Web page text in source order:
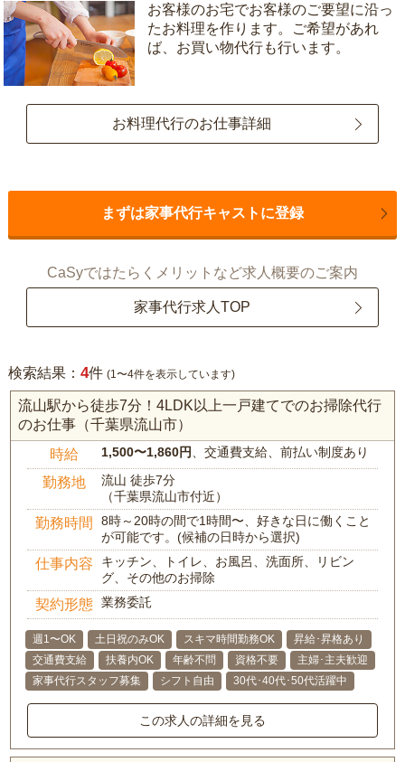
お客様のお宅でお客様のご要望に沿っ
たお料理を作ります。ご希望があれ
ば、お買い物代行も行います。
お料理代行のお仕事詳細
まずは家事代行キャストに登録
CaSyではたらくメリットなど求人概要のご案内
家事代行求人TOP
検索結果： 4件 (1〜4件を表示しています)
流山駅から徒歩7分！4LDK以上一戸建てでのお掃除代行
のお仕事（千葉県流山市）
時給 1,500〜1,860円 、交通費支給、前払い制度あり
勤務地
流山 徒歩7分
（千葉県流山市付近）
勤務時間
8時～20時の間で1時間〜、好きな日に働くこと
が可能です。(候補の日時から選択)
仕事内容
キッチン、トイレ、お風呂、洗面所、リビン
グ、その他のお掃除
契約形態 業務委託
週1〜OK 土日祝のみOK スキマ時間勤務OK
昇給･昇格あり
交通費支給
扶養内OK 年齢不問 資格不要
主婦･主夫歓迎
家事代行スタッフ募集
シフト自由 30代･40代･50代活躍中
この求人の詳細を見る